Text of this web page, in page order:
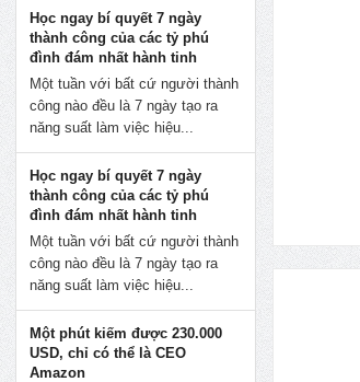
Học ngay bí quyết 7 ngày
thành công của các tỷ phú
đình đám nhất hành tinh
Một tuần với bất cứ người thành
công nào đều là 7 ngày tạo ra
năng suất làm việc hiệu...
Học ngay bí quyết 7 ngày
thành công của các tỷ phú
đình đám nhất hành tinh
Một tuần với bất cứ người thành
công nào đều là 7 ngày tạo ra
năng suất làm việc hiệu...
Một phút kiếm được 230.000
USD, chỉ có thể là CEO
Amazon